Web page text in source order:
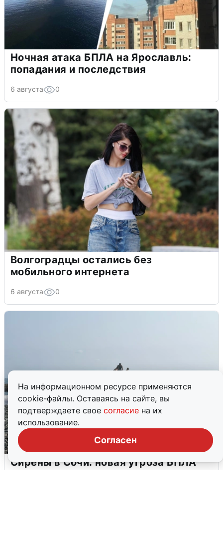
На информационном ресурсе применяются
cookie-файлы. Оставаясь на сайте, вы
подтверждаете свое согласие на их
использование.
Согласен
Ночная атака БПЛА на Ярославль:
попадания и последствия
6 августа 0
Волгоградцы остались без
мобильного интернета
6 августа 0
Сирены в Сочи: новая угроза БПЛА